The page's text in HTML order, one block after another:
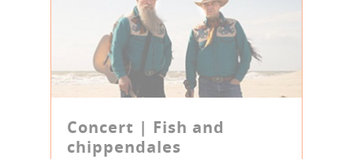
Concert | Fish and
chippendales